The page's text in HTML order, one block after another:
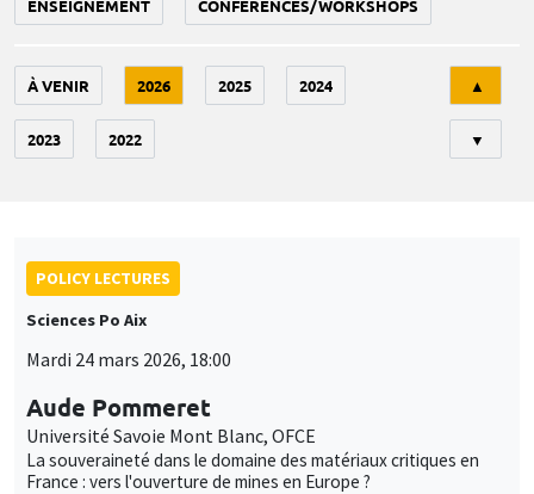
ENSEIGNEMENT CONFÉRENCES/WORKSHOPS
À VENIR 2026 2025 2024
2023 2022
▲
▼
POLICY LECTURES
Sciences Po Aix
Mardi 24 mars 2026, 18:00
Aude Pommeret
Université Savoie Mont Blanc, OFCE
La souveraineté dans le domaine des matériaux critiques en
France : vers l'ouverture de mines en Europe ?